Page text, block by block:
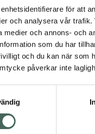
för att
och analysera vår
medier och annons- och
som du har
och du kan när som
påverkar inte
innan användning.